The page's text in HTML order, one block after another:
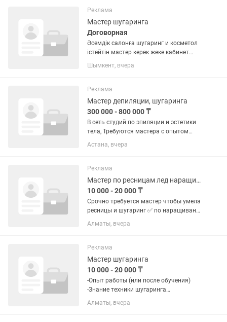
Реклама
Мастер шугаринга
Договорная
Әсемдік салонға шугаринг и косметол
істейтін мастер керек жеке кабинет
беріледі
Шымкент, вчера
Реклама
Мастер депиляции, шугаринга
300 000 - 800 000 ₸
В сеть студий по эпиляции и эстетики
тела, Требуются мастера с опытом
работы от 1 года. Требования: - Опыт
от 1 года и выше, или большое
Порядочность,...
Астана, вчера
Реклама
Мастер по ресницам лед наращивание
10 000 - 20 000 ₸
Срочно требуется мастер чтобы умела
ресницы и шугаринг ✅ по наращивание
ресницам + шугаринг с опытом работы
минимум 2 года чтобы работала без
Алматы, вчера
Реклама
Мастер шугаринга
10 000 - 20 000 ₸
-Опыт работы (или после обучения)
-Знание техники шугаринга
(мануальная ) -Аккуратность и
соблюдение санитарных норм -Умение
Алматы, вчера